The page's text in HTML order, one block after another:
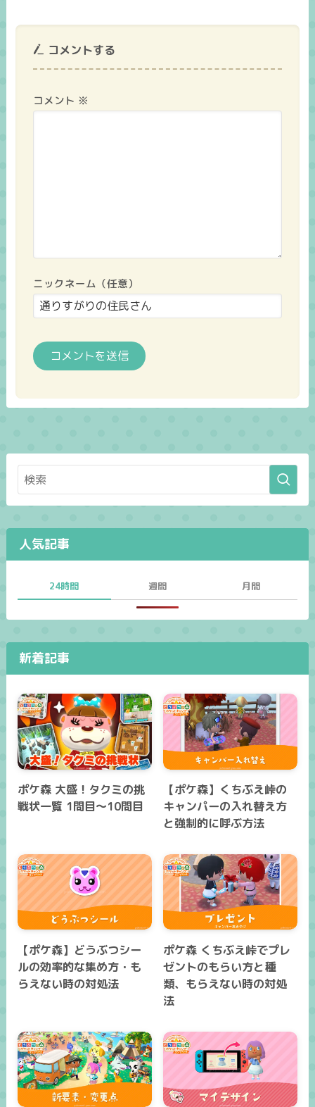
コメントする
コメント ※
ニックネーム（任意）
人気記事
24時間 週間 月間
新着記事
ポケ森 大盛！タクミの挑
戦状一覧 1問目～10問目
【ポケ森】くちぶえ峠の
キャンパーの入れ替え方
と強制的に呼ぶ方法
【ポケ森】どうぶつシー
ルの効率的な集め方・も
らえない時の対処法
ポケ森 くちぶえ峠でプレ
ゼントのもらい方と種
類、もらえない時の対処
法